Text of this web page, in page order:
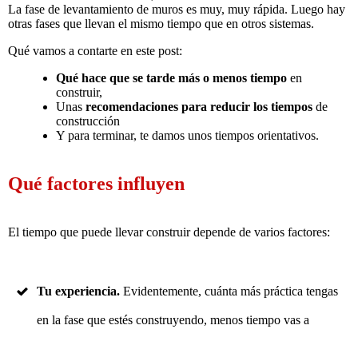
La fase de levantamiento de muros es muy, muy rápida. Luego hay
otras fases que llevan el mismo tiempo que en otros sistemas.
Qué vamos a contarte en este post:
Qué hace que se tarde más o menos tiempo en
construir,
Unas recomendaciones para reducir los tiempos de
construcción
Y para terminar, te damos unos tiempos orientativos.
Qué factores influyen
El tiempo que puede llevar construir depende de varios factores:
Tu experiencia. Evidentemente, cuánta más práctica tengas
en la fase que estés construyendo, menos tiempo vas a